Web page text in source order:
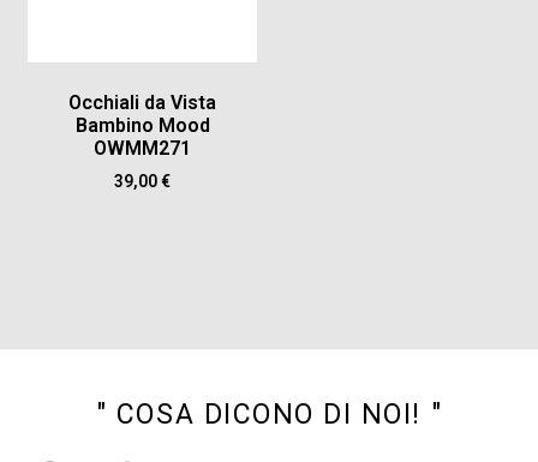
Occhiali da Vista
Bambino Mood
OWMM271
39,00€
" COSA DICONO DI NOI! "